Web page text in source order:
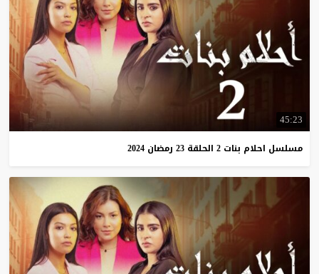
45:23
مسلسل احلام بنات 2 الحلقة 23 رمضان 2024